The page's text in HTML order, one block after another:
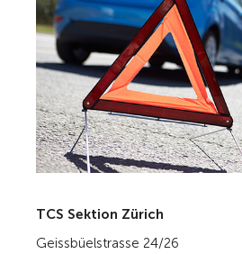
TCS Sektion Zürich
Geissbüelstrasse 24/26